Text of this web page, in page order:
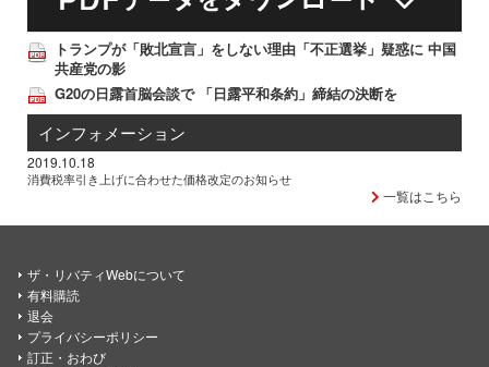
トランプが「敗北宣言」をしない理由「不正選挙」疑惑に 中国
共産党の影
G20の日露首脳会談で 「日露平和条約」締結の決断を
インフォメーション
2019.10.18
消費税率引き上げに合わせた価格改定のお知らせ
一覧はこちら
ザ・リバティWebについて
有料購読
退会
プライバシーポリシー
訂正・おわび